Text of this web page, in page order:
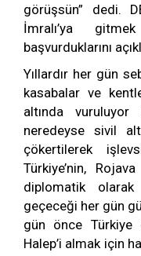
görüşsün” dedi.
İmralı’ya
başvurduklarını
Yıllardır her gün
kasabalar ve
altında
neredeyse sivil
çökertilerek
Türkiye’nin,
diplomatik
geçeceği her gün
gün önce Türkiye
Halep’i almak için